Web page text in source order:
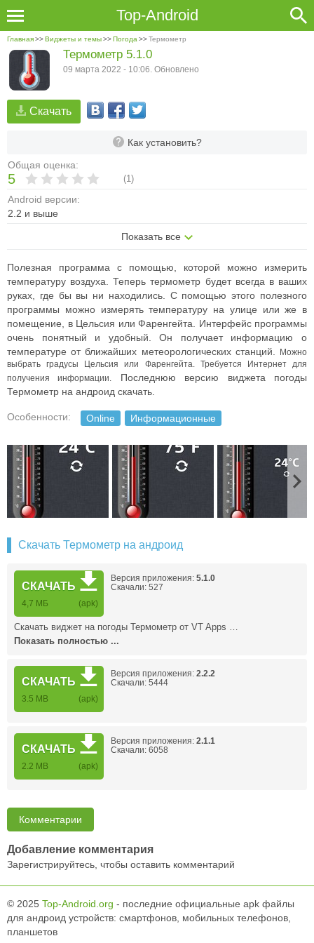
Top-Android
Главная>>Виджеты и темы>>Погода >>Термометр
Скачать
Как установить?
Общая оценка:
5 (1)
Android версии:
2.2 и выше
Показать все
Термометр 5.1.0
09 марта 2022 - 10:06. Обновлено
Полезная программа с помощью, которой можно измерить
температуру воздуха. Теперь термометр будет всегда в ваших
руках, где бы вы ни находились. С помощью этого полезного
программы можно измерять температуру на улице или же в
помещение, в Цельсия или Фаренгейта. Интерфейс программы
очень понятный и удобный . Он получает информацию о
температуре от ближайших метеорологических станций.
Можно
выбрать градусы Цельсия или Фаренгейта. Требуется Интернет для
получения информации.
Последнюю версию виджета погоды
Термометр на андроид скачать.
Особенности: Online Информационные
Скачать Термометр на андроид
СКАЧАТЬ
4,7 МБ (apk)
Версия приложения: 5.1.0
Скачали: 527
Скачать виджет на погоды Термометр от VT Apps …
Показать полностью ...
СКАЧАТЬ
3.5 MB (apk)
Версия приложения: 2.2.2
Скачали: 5444
СКАЧАТЬ
2.2 MB (apk)
Версия приложения: 2.1.1
Скачали: 6058
Комментарии
Добавление комментария
Зарегистрируйтесь, чтобы оставить комментарий
© 2025 Top-Android.org - последние официальные apk файлы
для андроид устройств: смартфонов, мобильных телефонов,
планшетов